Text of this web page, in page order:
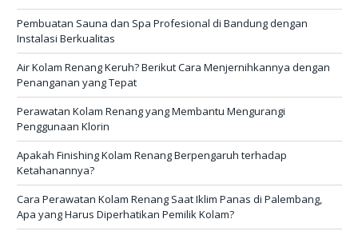
Pembuatan Sauna dan Spa Profesional di Bandung dengan
Instalasi Berkualitas
Air Kolam Renang Keruh? Berikut Cara Menjernihkannya dengan
Penanganan yang Tepat
Perawatan Kolam Renang yang Membantu Mengurangi
Penggunaan Klorin
Apakah Finishing Kolam Renang Berpengaruh terhadap
Ketahanannya?
Cara Perawatan Kolam Renang Saat Iklim Panas di Palembang,
Apa yang Harus Diperhatikan Pemilik Kolam?